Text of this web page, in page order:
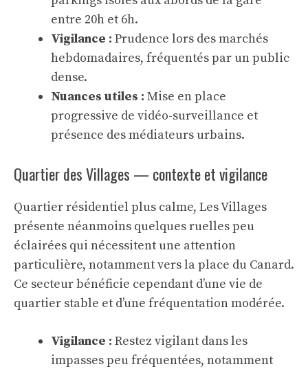
entre 20h et 6h.
Vigilance : Prudence lors des marchés
hebdomadaires, fréquentés par un public
dense.
Nuances utiles : Mise en place
progressive de vidéo-surveillance et
présence des médiateurs urbains.
Quartier des Villages — contexte et vigilance
Quartier résidentiel plus calme, Les Villages
présente néanmoins quelques ruelles peu
éclairées qui nécessitent une attention
particulière, notamment vers la place du Canard.
Ce secteur bénéficie cependant d’une vie de
quartier stable et d’une fréquentation modérée.
Vigilance : Restez vigilant dans les
impasses peu fréquentées, notamment